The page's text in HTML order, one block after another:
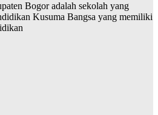
Bogor adalah sekolah yang
Kusuma Bangsa yang memiliki